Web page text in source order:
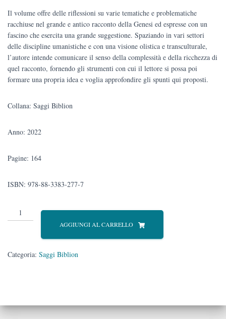
€20.00.
€19.00.
Il volume offre delle riflessioni su varie tematiche e problematiche
racchiuse nel grande e antico racconto della Genesi ed espresse con un
fascino che esercita una grande suggestione. Spaziando in vari settori
delle discipline umanistiche e con una visione olistica e transculturale,
l’autore intende comunicare il senso della complessità e della ricchezza di
quel racconto, fornendo gli strumenti con cui il lettore si possa poi
formare una propria idea e voglia approfondire gli spunti qui proposti.
Collana: Saggi Biblion
Anno: 2022
Pagine: 164
ISBN: 978-88-3383-277-7
L’eroico
viaggio
sull’arca
AGGIUNGI AL CARRELLO
Categoria: Saggi Biblion